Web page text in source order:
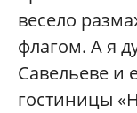
весело
флагом. А я
Савельеве и
гостиницы